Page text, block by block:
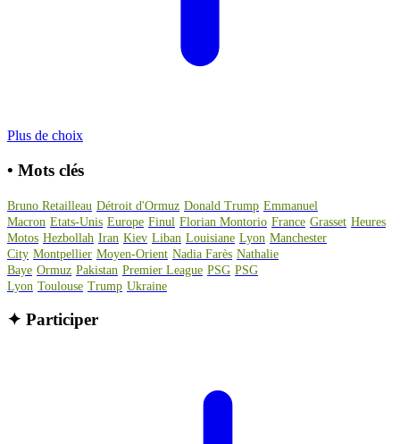
Plus de choix
• Mots clés
Bruno Retailleau Détroit d'Ormuz Donald Trump Emmanuel
Macron Etats-Unis Europe Finul Florian Montorio France Grasset Heures
Motos Hezbollah Iran Kiev Liban Louisiane Lyon Manchester
City Montpellier Moyen-Orient Nadia Farès Nathalie
Baye Ormuz Pakistan Premier League PSG PSG
Lyon Toulouse Trump Ukraine
✦ Participer